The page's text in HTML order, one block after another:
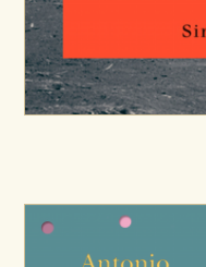
nuestro sitio web
ese caso es posible que
su experiencia de
socios
información